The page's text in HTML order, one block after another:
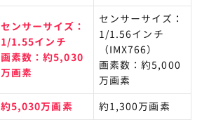
センサーサイズ：
1/1.55インチ
画素数：約5,030
万画素
センサーサイズ：
1/1.56インチ
（IMX766）​
画素数：約5,000
万画素
約5,030万画素
約1,300万画素